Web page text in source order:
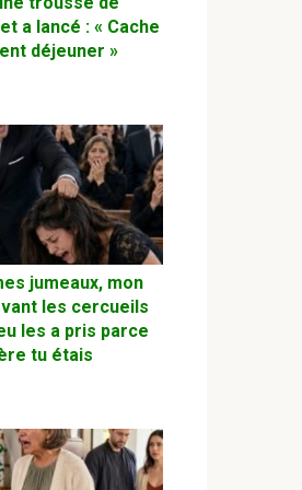
a lancé : « Cache
déjeuner »
jumeaux, mon
les cercueils
les a pris parce
tu étais